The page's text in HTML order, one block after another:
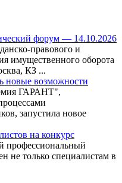
форум — 14.10.2026
правового и
имущественного оборота
КЗ ...
возможности
ГАРАНТ",
запустила новое
на конкурс
профессиональный
не только специалистам в